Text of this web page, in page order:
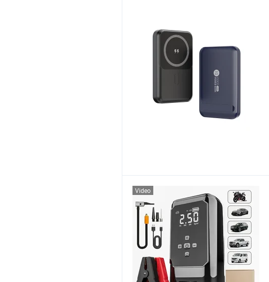
Video